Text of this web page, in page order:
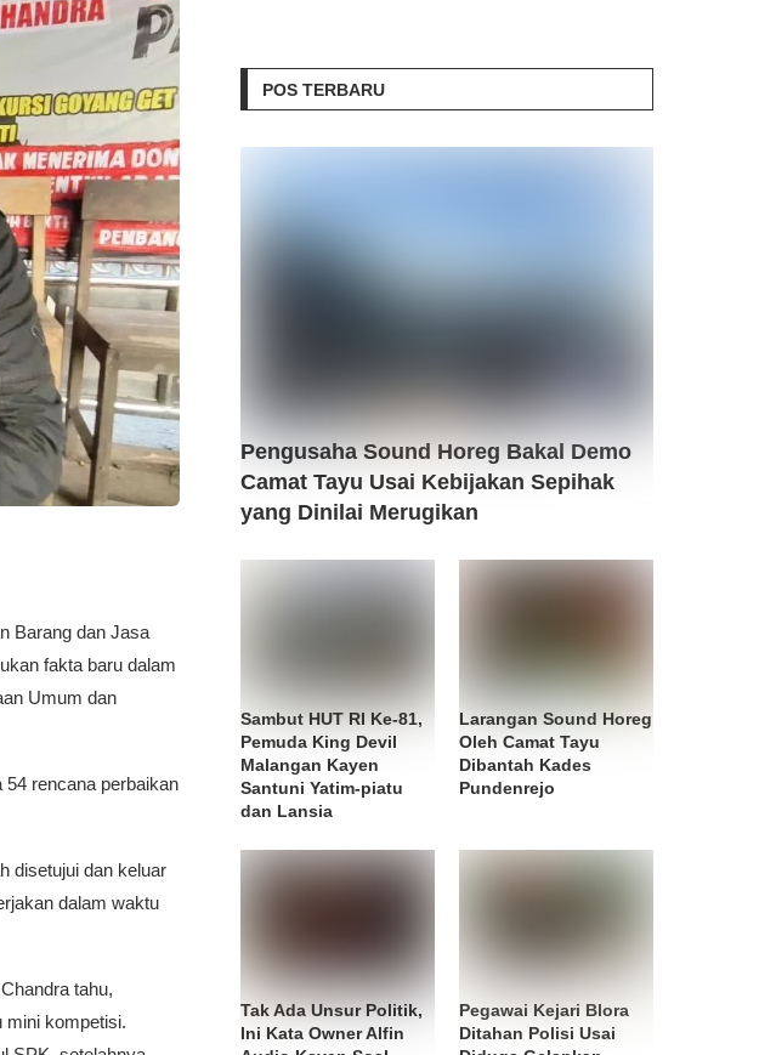
Barang dan Jasa
fakta baru dalam
Umum dan
rencana perbaikan
disetujui dan keluar
dalam waktu
tahu,
mini kompetisi.
POS TERBARU
Pengusaha Sound Horeg Bakal Demo
Camat Tayu Usai Kebijakan Sepihak
yang Dinilai Merugikan
Sambut HUT RI Ke-81,
Pemuda King Devil
Malangan Kayen
Santuni Yatim-piatu
dan Lansia
Larangan Sound Horeg
Oleh Camat Tayu
Dibantah Kades
Pundenrejo
Tak Ada Unsur Politik,
Ini Kata Owner Alfin
Pegawai Kejari Blora
Ditahan Polisi Usai